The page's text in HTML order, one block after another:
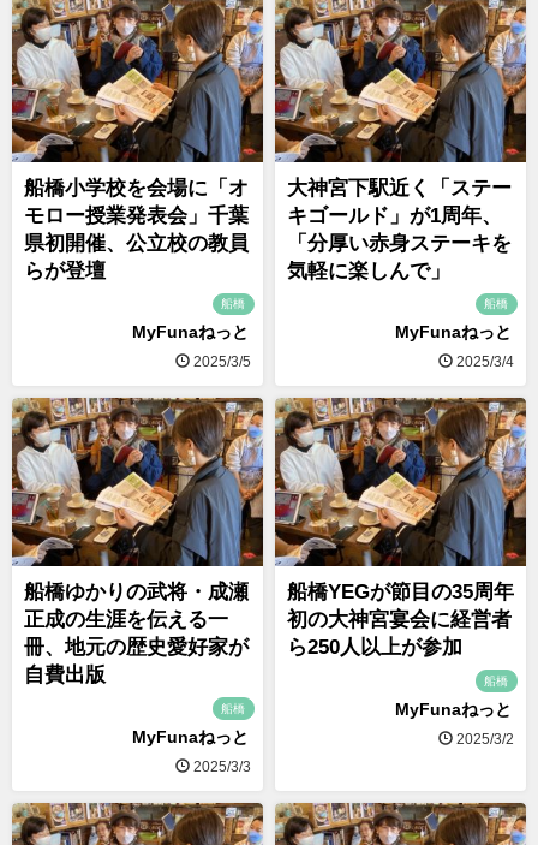
船橋小学校を会場に「オ
モロー授業発表会」千葉
県初開催、公立校の教員
らが登壇
船橋
MyFunaねっと
2025/3/5
大神宮下駅近く「ステー
キゴールド」が1周年、
「分厚い赤身ステーキを
気軽に楽しんで」
船橋
MyFunaねっと
2025/3/4
船橋ゆかりの武将・成瀬
正成の生涯を伝える一
冊、地元の歴史愛好家が
自費出版
船橋
MyFunaねっと
2025/3/3
船橋YEGが節目の35周年
初の大神宮宴会に経営者
ら250人以上が参加
船橋
MyFunaねっと
2025/3/2